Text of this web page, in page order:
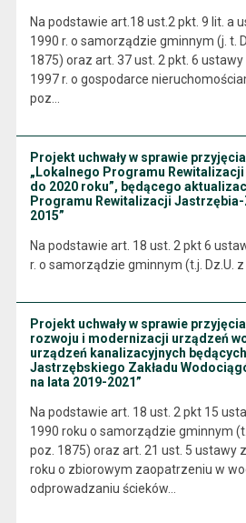
Na podstawie art.18 ust.2 pkt. 9 lit. a
1990 r. o samorządzie gminnym (j. t.
1875) oraz art. 37 ust. 2 pkt. 6
1997 r. o gospodarce
poz…
Projekt uchwały w sprawie
„Lokalnego Programu
do 2020 roku”, będącego
Programu Rewitalizacji
2015”
Na podstawie art. 18 ust. 2 pkt 6
r. o samorządzie gminnym (t.j. Dz.U.
Projekt uchwały w sprawie
rozwoju i modernizacji urządzeń
urządzeń kanalizacyjnych
Jastrzębskiego Zakładu
na lata 2019-2021”
Na podstawie art. 18 ust. 2 pkt 15
1990 roku o samorządzie gminnym
poz. 1875) oraz art. 21 ust. 5 ustawy
roku o zbiorowym zaopatrzeniu w
odprowadzaniu ścieków…